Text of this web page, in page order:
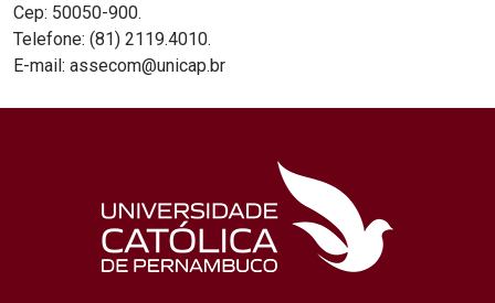
Cep: 50050-900.
Telefone: (81) 2119.4010.
E-mail: assecom@unicap.br